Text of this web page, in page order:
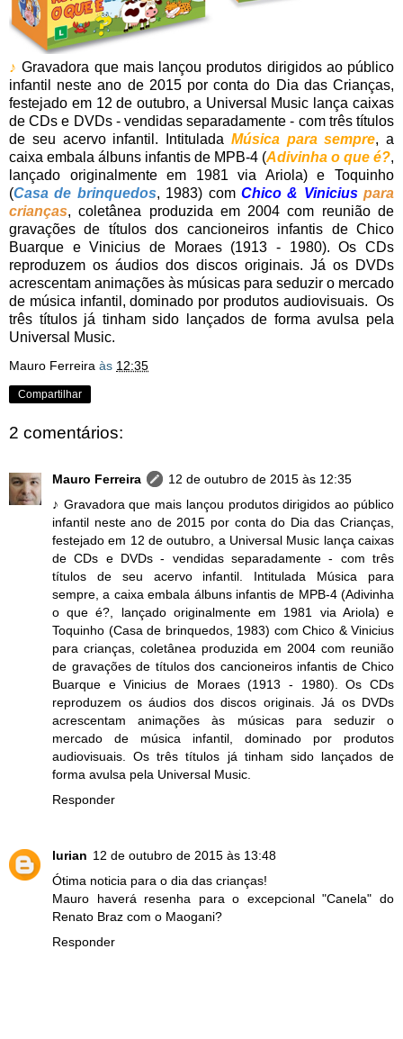
♪ Gravadora que mais lançou produtos dirigidos ao público
infantil neste ano de 2015 por conta do Dia das Crianças,
festejado em 12 de outubro, a Universal Music lança caixas
de CDs e DVDs - vendidas separadamente - com três títulos
de seu acervo infantil. Intitulada Música para sempre, a
caixa embala álbuns infantis de MPB-4 (Adivinha o que é?,
lançado originalmente em 1981 via Ariola) e Toquinho
(Casa de brinquedos, 1983) com Chico & Vinicius para
crianças, coletânea produzida em 2004 com reunião de
gravações de títulos dos cancioneiros infantis de Chico
Buarque e Vinicius de Moraes (1913 - 1980). Os CDs
reproduzem os áudios dos discos originais. Já os DVDs
acrescentam animações às músicas para seduzir o mercado
de música infantil, dominado por produtos audiovisuais. Os
três títulos já tinham sido lançados de forma avulsa pela
Universal Music.
Mauro Ferreira às 12:35
Compartilhar
2 comentários:
Mauro Ferreira
12 de outubro de 2015 às 12:35
♪ Gravadora que mais lançou produtos dirigidos ao público
infantil neste ano de 2015 por conta do Dia das Crianças,
festejado em 12 de outubro, a Universal Music lança caixas
de CDs e DVDs - vendidas separadamente - com três
títulos de seu acervo infantil. Intitulada Música para
sempre, a caixa embala álbuns infantis de MPB-4 (Adivinha
o que é?, lançado originalmente em 1981 via Ariola) e
Toquinho (Casa de brinquedos, 1983) com Chico & Vinicius
para crianças, coletânea produzida em 2004 com reunião
de gravações de títulos dos cancioneiros infantis de Chico
Buarque e Vinicius de Moraes (1913 - 1980). Os CDs
reproduzem os áudios dos discos originais. Já os DVDs
acrescentam animações às músicas para seduzir o
mercado de música infantil, dominado por produtos
audiovisuais. Os três títulos já tinham sido lançados de
forma avulsa pela Universal Music.
Responder
lurian 12 de outubro de 2015 às 13:48
Ótima noticia para o dia das crianças!
Mauro haverá resenha para o excepcional "Canela" do
Renato Braz com o Maogani?
Responder